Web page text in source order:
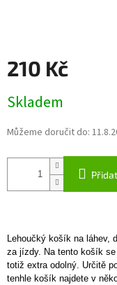
210 Kč
cena:
Skladem
Můžeme doručit do:
Lehoučký košík na láhev,
za jízdy. Na tento košík
totiž extra odolný. Určitě
tenhle košík najdete v